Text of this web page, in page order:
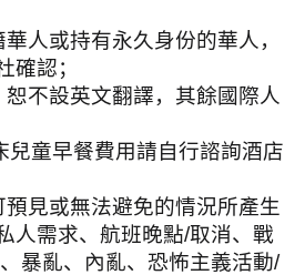
人或持有永久身份的華人，
確認；
不設英文翻譯，其餘國際人
兒童早餐費用請自行諮詢酒店
見或無法避免的情況所產生
人需求、航班晚點/取消、戰
暴亂、內亂、恐怖主義活動/